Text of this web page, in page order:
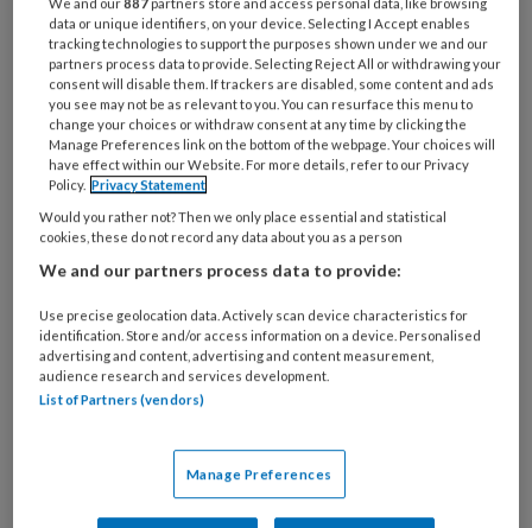
van het probleem werd haar toen duidelijker.
‘Als redacteur van Quintesse redigeerde ik in
2017 een artikel over dit onderwerp en
herkende mezelf daar ook direct in.’
We and our887 partners store and access personal data, like browsing
data or unique identifiers, on your device. Selecting I Accept enables
tracking technologies to support the purposes shown under we and our
partners process data to provide. Selecting Reject All or withdrawing your
consent will disable them. If trackers are disabled, some content and ads
you see may not be as relevant to you. You can resurface this menu to
change your choices or withdraw consent at any time by clicking the
Manage Preferences link on the bottom of the webpage. Your choices will
have effect within our Website. For more details, refer to our Privacy
Policy. Privacy Statement
Would you rather not? Then we only place essential and statistical
cookies, these do not record any data about you as a person
We and our partners process data to provide:
Use precise geolocation data. Actively scan device characteristics for
identification. Store and/or access information on a device. Personalised
advertising and content, advertising and content measurement,
audience research and services development.
List of Partners (vendors)
Manage Preferences